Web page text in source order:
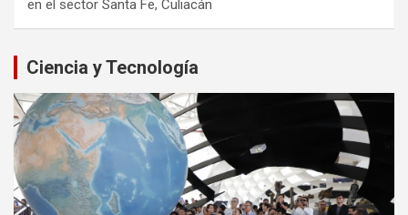
en el sector Santa Fe, Culiacán
Ciencia y Tecnología